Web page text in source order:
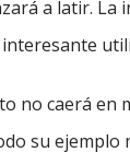
a latir. La
no caerá en
su